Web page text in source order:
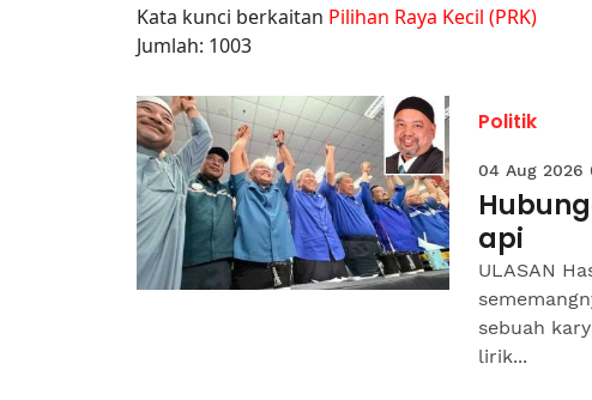
Kata kunci berkaitan Pilihan Raya Kecil (PRK)
Jumlah: 1003
Politik
04 Aug 2026
api
ULASAN
sebuah
lirik...